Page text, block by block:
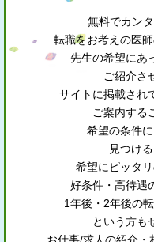
無料でカン
転職をお考えの医
先生の希望にあ
ご紹介さ
サイトに掲載され
ご案内する
希望の条件
見つけ
希望にピッタ
好条件・高待遇
1年後・2年後の
という方も